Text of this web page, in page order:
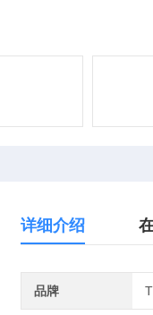
详细介绍
品牌